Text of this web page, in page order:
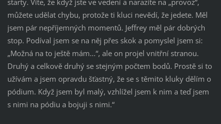
starty. Víte, že když jste ve vedení a narazíte na „provoz“,
můžete udělat chybu, protože ti kluci nevědí, že jedete. Měl
jsem pár nepříjemných momentů. Jeffrey měl pár dobrých
stop. Podíval jsem se na něj přes skok a pomyslel jsem si:
„Možná na to ještě mám…“, ale on projel vnitřní stranou.
Druhý a celkově druhý se stejným počtem bodů. Prostě si to
užívám a jsem opravdu šťastný, že se s těmito kluky dělím o
pódium. Když jsem byl malý, vzhlížel jsem k nim a teď jsem
s nimi na pódiu a bojuji s nimi.“